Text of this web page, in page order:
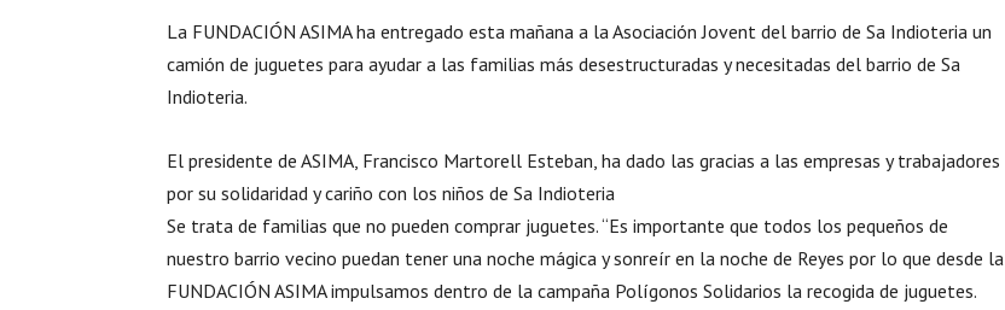
La FUNDACIÓN ASIMA ha entregado esta mañana a la Asociación Jovent del barrio de Sa Indioteria un
camión de juguetes para ayudar a las familias más desestructuradas y necesitadas del barrio de Sa
Indioteria.
El presidente de ASIMA, Francisco Martorell Esteban, ha dado las gracias a las empresas y trabajadores
por su solidaridad y cariño con los niños de Sa Indioteria
Se trata de familias que no pueden comprar juguetes. “Es importante que todos los pequeños de
nuestro barrio vecino puedan tener una noche mágica y sonreír en la noche de Reyes por lo que desde la
FUNDACIÓN ASIMA impulsamos dentro de la campaña Polígonos Solidarios la recogida de juguetes.